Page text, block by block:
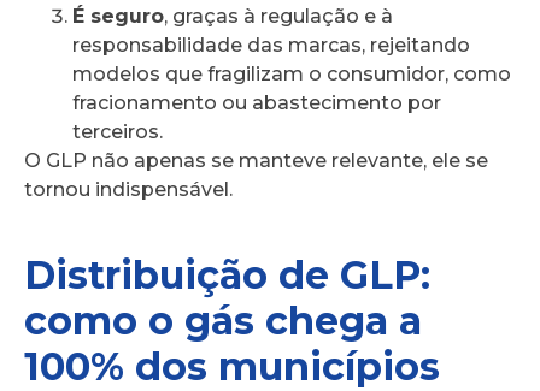
É seguro, graças à regulação e à
responsabilidade das marcas, rejeitando
modelos que fragilizam o consumidor, como
fracionamento ou abastecimento por
terceiros.
O GLP não apenas se manteve relevante, ele se
tornou indispensável.
Distribuição de GLP:
como o gás chega a
100% dos municípios